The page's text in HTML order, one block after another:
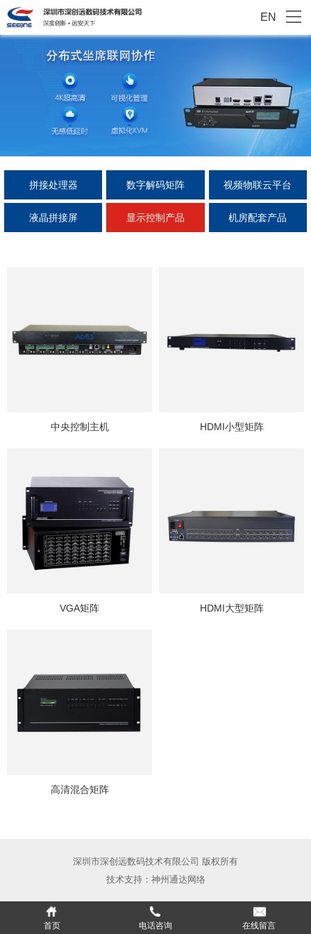
EN
拼接处理器 数字解码矩阵 视频物联云平台
液晶拼接屏 显示控制产品 机房配套产品
中央控制主机 HDMI小型矩阵
VGA矩阵 HDMI大型矩阵
高清混合矩阵
深圳市深创远数码技术有限公司 版权所有
技术支持： 神州通达网络
首页 电话咨询 在线留言